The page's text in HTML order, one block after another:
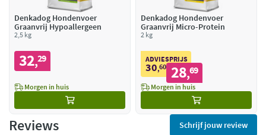
Denkadog Hondenvoer
Graanvrij Hypoallergeen
2,5 kg
32,29
Morgen in huis
Denkadog Hondenvoer
Graanvrij Micro-Protein
2 kg
ADVIESPRIJS
30,60 28,69
Morgen in huis
Reviews Schrijf jouw review